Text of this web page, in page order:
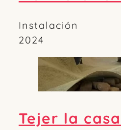
Instalación
2024
Tejer la casa